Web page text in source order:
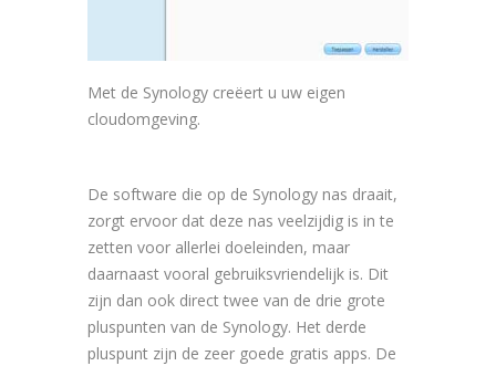
Met de Synology creëert u uw eigen
cloudomgeving.
De software die op de Synology nas draait,
zorgt ervoor dat deze nas veelzijdig is in te
zetten voor allerlei doeleinden, maar
daarnaast vooral gebruiksvriendelijk is. Dit
zijn dan ook direct twee van de drie grote
pluspunten van de Synology. Het derde
pluspunt zijn de zeer goede gratis apps. De